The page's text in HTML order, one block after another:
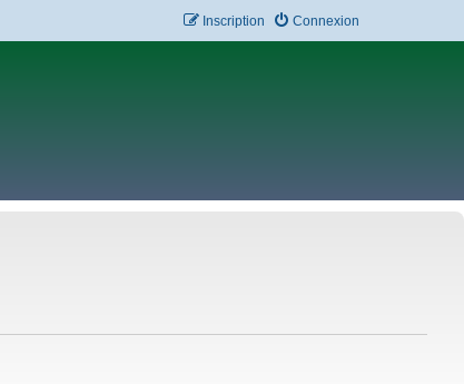
Connexion
Inscription